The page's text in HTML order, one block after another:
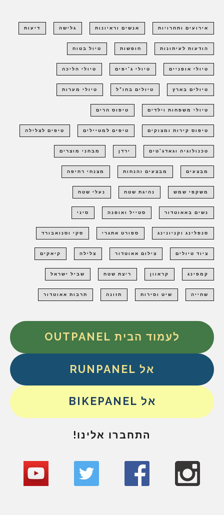
אירועים ותחרויות אנשים וראיונות גלישה דיעות
הודעות לעיתונות חופשות טיול בטוח
טיולי אופניים טיולי ג'יפים טיולי הליכה
טיולים בארץ טיולים בחו"ל טיולי מערות
טיולי משפחות וילדים טיפוס הרים
טיפוס קירות ומצוקים טיפים למטיילים טיפים לצלילה
טכנולוגיה וגאדג'טים ירדן מבחני מוצרים
מבצעים מבצעים והנחות מצנחי רחיפה
משקפי שמש נהיגת שטח נעלי שטח
נשים באאוטדור סטייל ואופנה סיני
סנפלינג וקניונינג ספורט אתגרי סקי וסנואבורד
ציוד טיולים צילום אאוטדור צלילה קיאקים
קמפינג קראוון ריצת שטח שביל ישראל
שחייה שיט וסירות תזונה תרבות אאוטדור
לעמוד הבית OUTPANEL
אל RUNPANEL
אל BIKEPANEL
התחברו אלינו!